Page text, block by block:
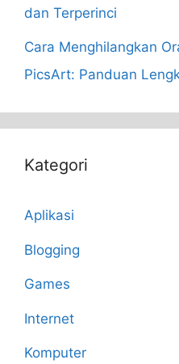
dan Terperinci
Cara Menghilangkan
PicsArt: Panduan
Kategori
Aplikasi
Blogging
Games
Internet
Komputer